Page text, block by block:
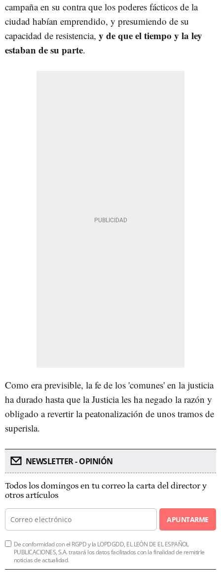
campaña en su contra que los poderes fácticos de la
ciudad habían emprendido, y presumiendo de su
capacidad de resistencia, y de que el tiempo y la ley
estaban de su parte.
Como era previsible, la fe de los 'comunes' en la justicia
ha durado hasta que la Justicia les ha negado la razón y
obligado a revertir la peatonalización de unos tramos de
superisla.
NEWSLETTER - OPINIÓN
Todos los domingos en tu correo la carta del director y
otros artículos
APUNTARME
De conformidad con el RGPD y la LOPDGDD, EL LEÓN DE EL ESPAÑOL
PUBLICACIONES, S.A. tratará los datos facilitados con la finalidad de remitirle
noticias de actualidad.